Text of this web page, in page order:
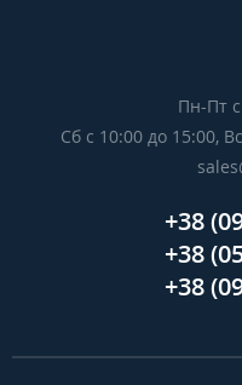
Пн-Пт
Сб с 10:00 до 15:00,
+38
+38
+38